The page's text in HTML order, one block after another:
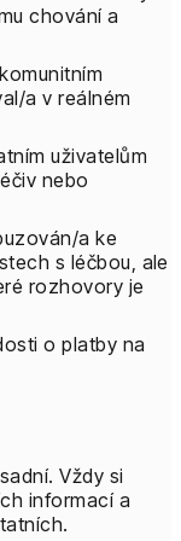
chování a
a v reálném
uživatelům
nebo
a ke
s léčbou, ale
rozhovory je
o platby na
Vždy si
informací a